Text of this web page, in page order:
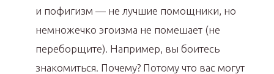
и пофигизм — не лучшие помощники, но
немножечко эгоизма не помешает (не
переборщите). Например, вы боитесь
знакомиться. Почему? Потому что вас могут